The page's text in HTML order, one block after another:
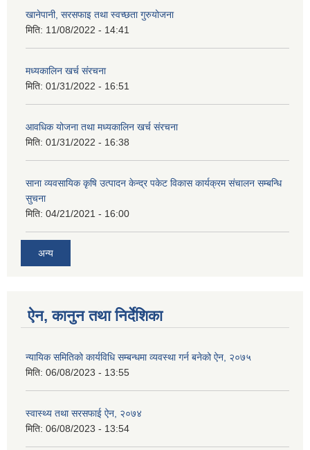
खानेपानी, सरसफाइ तथा स्वच्छता गुरुयोजना
मिति: 11/08/2022 - 14:41
मध्यकालिन खर्च संरचना
मिति: 01/31/2022 - 16:51
आवधिक योजना तथा मध्यकालिन खर्च संरचना
मिति: 01/31/2022 - 16:38
साना व्यवसायिक कृषि उत्पादन केन्द्र पकेट विकास कार्यक्रम संचालन सम्बन्धि
सुचना
मिति: 04/21/2021 - 16:00
अन्य
ऐन, कानुन तथा निर्देशिका
न्यायिक समितिको कार्यविधि सम्बन्धमा व्यवस्था गर्न बनेको ऐन, २०७५
मिति: 06/08/2023 - 13:55
स्वास्थ्य तथा सरसफाई ऐन, २०७४
मिति: 06/08/2023 - 13:54